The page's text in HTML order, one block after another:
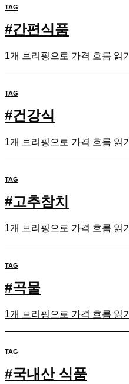
TAG
#간편식품
1개 브리핑으로 가격 흐름 읽기
TAG
#건강식
1개 브리핑으로 가격 흐름 읽기
TAG
#고추참치
1개 브리핑으로 가격 흐름 읽기
TAG
#곡물
1개 브리핑으로 가격 흐름 읽기
TAG
#국내산 식품